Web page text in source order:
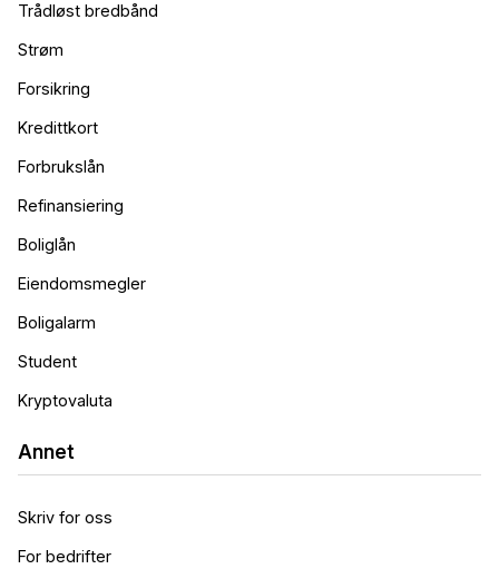
Trådløst bredbånd
Strøm
Forsikring
Kredittkort
Forbrukslån
Refinansiering
Boliglån
Eiendomsmegler
Boligalarm
Student
Kryptovaluta
Annet
Skriv for oss
For bedrifter